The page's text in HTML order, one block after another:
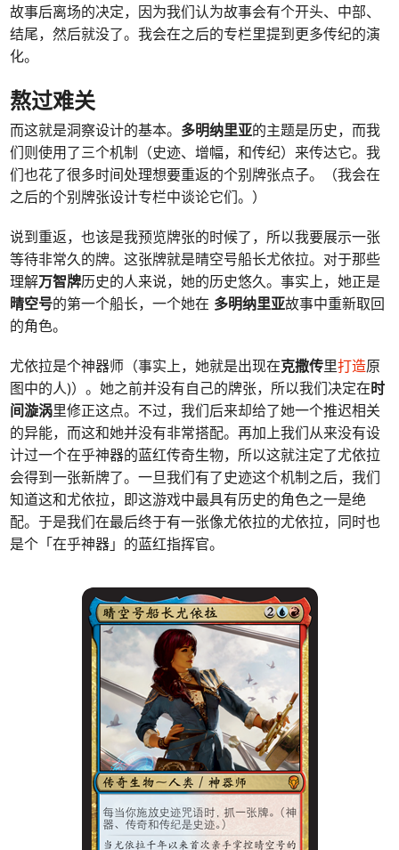
故事后离场的决定，因为我们认为故事会有个开头、中部、
结尾，然后就没了。我会在之后的专栏里提到更多传纪的演
化。
熬过难关
而这就是洞察设计的基本。 多明纳里亚的主题是历史，而我
们则使用了三个机制（史迹、增幅，和传纪）来传达它。我
们也花了很多时间处理想要重返的个别牌张点子。（我会在
之后的个别牌张设计专栏中谈论它们。）
说到重返，也该是我预览牌张的时候了，所以我要展示一张
等待非常久的牌。这张牌就是晴空号船长尤依拉。对于那些
理解万智牌历史的人来说，她的历史悠久。事实上，她正是
晴空号的第一个船长，一个她在 多明纳里亚故事中重新取回
的角色。
尤依拉是个神器师（事实上，她就是出现在克撒传里打造原
图中的人)）。她之前并没有自己的牌张，所以我们决定在时
间漩涡里修正这点。不过，我们后来却给了她一个推迟相关
的异能，而这和她并没有非常搭配。再加上我们从来没有设
计过一个在乎神器的蓝红传奇生物，所以这就注定了尤依拉
会得到一张新牌了。一旦我们有了史迹这个机制之后，我们
知道这和尤依拉，即这游戏中最具有历史的角色之一是绝
配。于是我们在最后终于有一张像尤依拉的尤依拉，同时也
是个「在乎神器」的蓝红指挥官。